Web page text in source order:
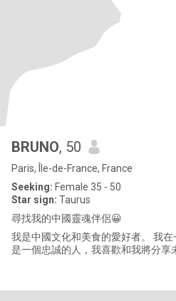
BRUNO, 50
Paris, Île-de-France, France
Seeking: Female 35 - 50
Star sign: Taurus
尋找我的中國靈魂伴侶😀
我是中國文化和美食的愛好者。 我
是一個忠誠的人，我喜歡和我將分享